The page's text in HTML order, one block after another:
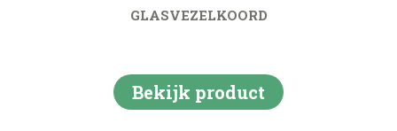
GLASVEZELKOORD
Bekijk product